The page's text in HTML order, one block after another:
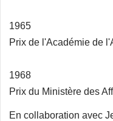
1965
Prix de l'Académie de
1968
Prix du Ministère des
En collaboration avec